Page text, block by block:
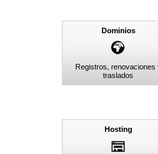
Dominios
Registros, renovaciones
traslados
Hosting